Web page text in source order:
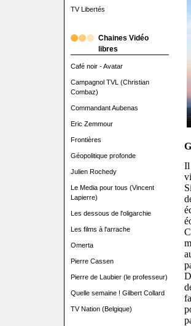
TV Libertés
Chaines Vidéo
libres
Café noir - Avatar
Campagnol TVL (Christian
Combaz)
Commandant Aubenas
Eric Zemmour
Frontières
Géopolitique profonde
Julien Rochedy
Le Media pour tous (Vincent
Lapierre)
Les dessous de l'oligarchie
Les films à l'arrache
Omerta
Pierre Cassen
Pierre de Laubier (le professeur)
Quelle semaine ! Gilbert Collard
TV Nation (Belgique)
Il